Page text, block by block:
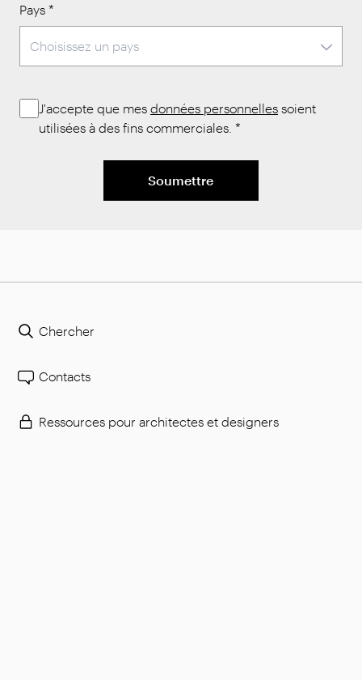
Pays *
J'accepte que mes données personnelles soient
utilisées à des fins commerciales. *
Soumettre
Chercher
Contacts
Ressources pour architectes et designers